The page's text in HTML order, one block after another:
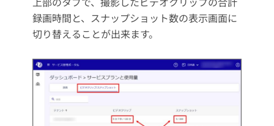
録画時間と、スナップショット数の表示画面に
切り替えることが出来ます。